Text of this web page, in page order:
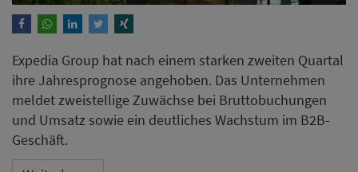
Villa Florhof eröffnet als erstes
Lalique Boutique Hotel in
Zürich